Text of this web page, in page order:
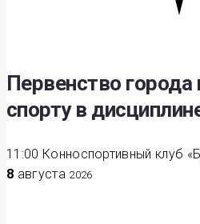
Первенство города
спорту в
11:00 Конноспортивный клуб
8 августа 2026